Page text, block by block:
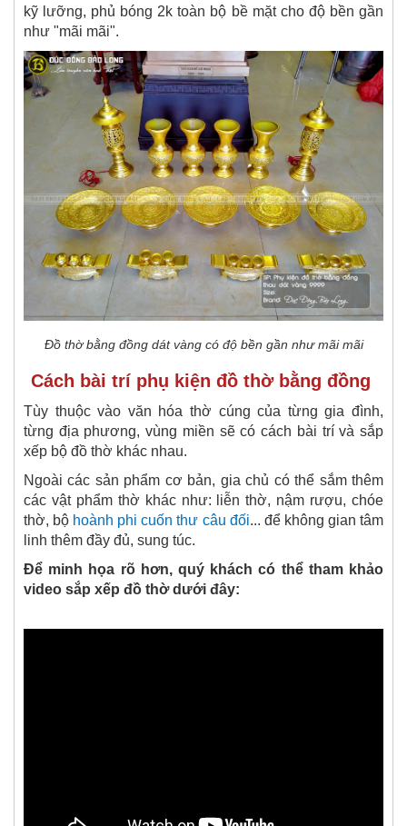
kỹ lưỡng, phủ bóng 2k toàn bộ bề mặt cho độ bền gần
như "mãi mãi".
Đồ thờ bằng đồng dát vàng có độ bền gần như mãi mãi
Cách bài trí phụ kiện đồ thờ bằng đồng
Tùy thuộc vào văn hóa thờ cúng của từng gia đình,
từng địa phương, vùng miền sẽ có cách bài trí và sắp
xếp bộ đồ thờ khác nhau.
Ngoài các sản phẩm cơ bản, gia chủ có thể sắm thêm
các vật phẩm thờ khác như: liễn thờ, nậm rượu, chóe
thờ, bộ hoành phi cuốn thư câu đối... để không gian tâm
linh thêm đầy đủ, sung túc.
Để minh họa rõ hơn, quý khách có thể tham khảo
video sắp xếp đồ thờ dưới đây: